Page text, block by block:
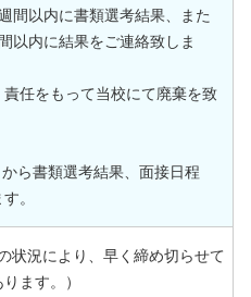
間以内に書類選考結果、また
以内に結果をご連絡致しま
任をもって当校にて廃棄を致
ら書類選考結果、面接日程
。
状況により、早く締め切らせて
ます。）